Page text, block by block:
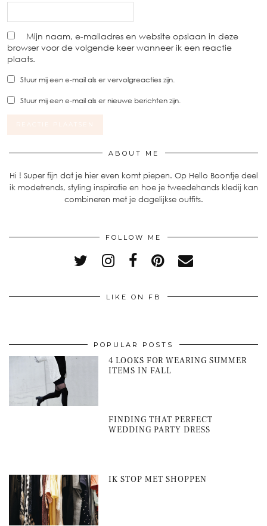
Mijn naam, e-mailadres en website opslaan in deze
browser voor de volgende keer wanneer ik een reactie
plaats.
Stuur mij een e-mail als er vervolgreacties zijn.
Stuur mij een e-mail als er nieuwe berichten zijn.
ABOUT ME
Hi ! Super fijn dat je hier even komt piepen. Op Hello Boontje deel
ik modetrends, styling inspiratie en hoe je tweedehands kledij kan
combineren met je dagelijkse outfits.
FOLLOW ME
LIKE ON FB
POPULAR POSTS
4 LOOKS FOR WEARING SUMMER
ITEMS IN FALL
FINDING THAT PERFECT
WEDDING PARTY DRESS
IK STOP MET SHOPPEN